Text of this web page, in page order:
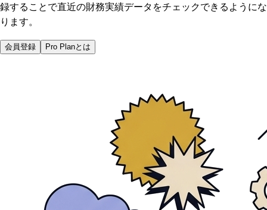
録することで直近の財務実績データをチェックできるようにな
ります。
会員登録 Pro Planとは